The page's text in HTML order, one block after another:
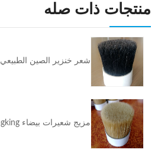
منتجات ذات صله
شعر خنزير الصين الطبيعي
مزيج شعيرات بيضاء Chungking لفرشاة الطلاء